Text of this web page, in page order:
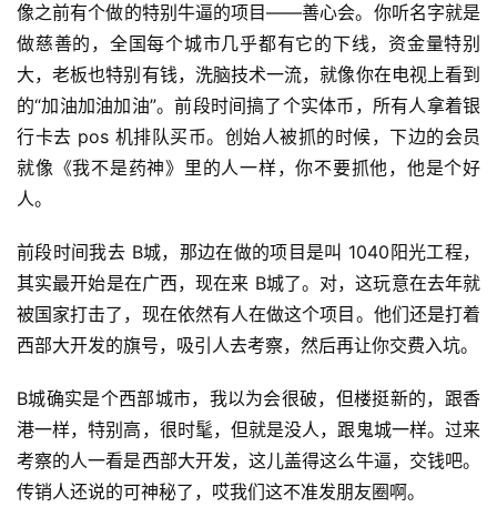
像之前有个做的特别牛逼的项目——善心会。你听名字就是
做慈善的，全国每个城市几乎都有它的下线，资金量特别
大，老板也特别有钱，洗脑技术一流，就像你在电视上看到
的“加油加油加油”。前段时间搞了个实体币，所有人拿着银
行卡去 pos 机排队买币。创始人被抓的时候，下边的会员
就像《我不是药神》里的人一样，你不要抓他，他是个好
人。
前段时间我去 B城，那边在做的项目是叫 1040阳光工程，
其实最开始是在广西，现在来 B城了。对，这玩意在去年就
被国家打击了，现在依然有人在做这个项目。他们还是打着
西部大开发的旗号，吸引人去考察，然后再让你交费入坑。
B城确实是个西部城市，我以为会很破，但楼挺新的，跟香
港一样，特别高，很时髦，但就是没人，跟鬼城一样。过来
考察的人一看是西部大开发，这儿盖得这么牛逼，交钱吧。
传销人还说的可神秘了，哎我们这不准发朋友圈啊。